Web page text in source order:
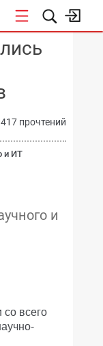
прочтений
и ИТ
и
всего